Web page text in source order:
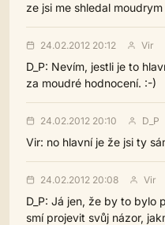
ze jsi me shledal moudrym
24.02.2012 20:12 Vir
D_P: Nevím, jestli je to
za moudré hodnocení. :-)
24.02.2012 20:10 D_P
Vir: no hlavní je že jsi ty
24.02.2012 20:08 Vir
D_P: Já jen, že by to bylo
smí projevit svůj názor,